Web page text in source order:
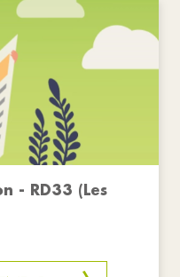
- RD33 (Les